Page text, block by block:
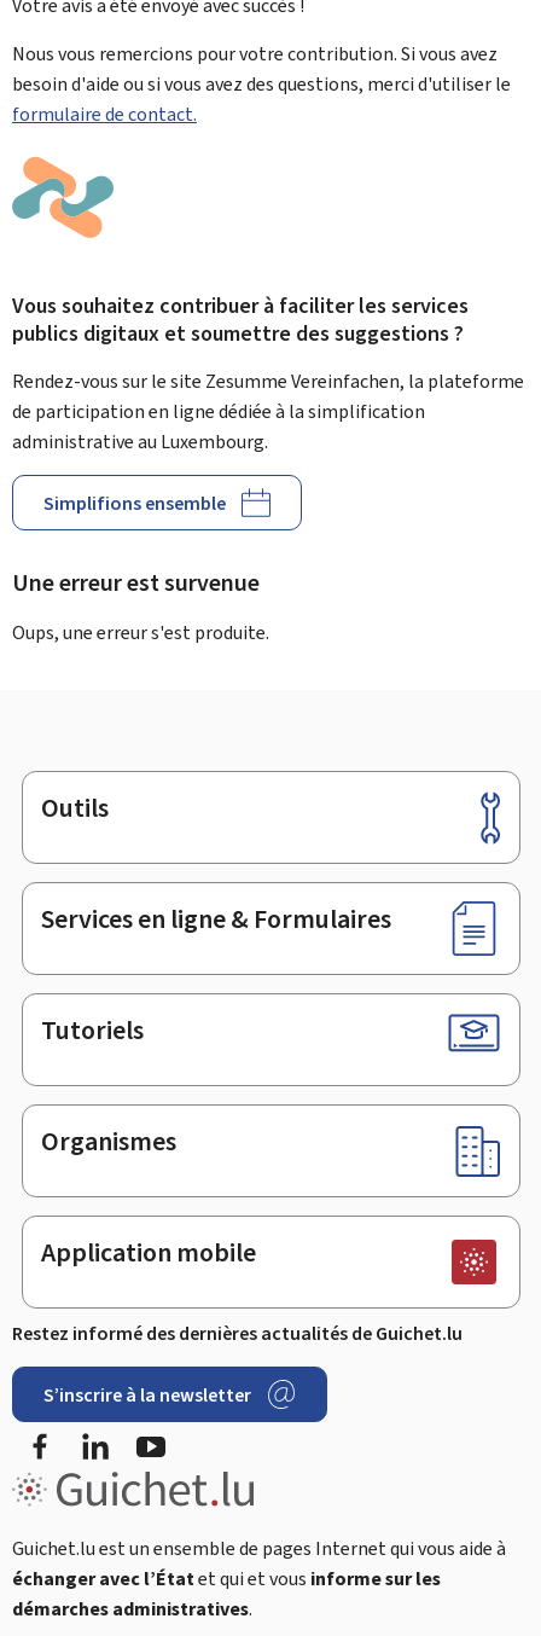
Votre avis a été envoyé avecsuccès !
Nous vous remercions pour votre contribution. Si vous avez
besoin d'aide ou si vous avez des questions, merci d'utiliser le
formulaire de contact.
Vous souhaitez contribuer à faciliter les services
publics digitaux et soumettre des suggestions ?
Rendez-vous sur le site Zesumme Vereinfachen, la plateforme
de participation en ligne dédiée à la simplification
administrative au Luxembourg.
Simplifions ensemble
Une erreur est survenue
Oups, une erreur s'est produite.
Pied
de
page
Outils
Services en ligne & Formulaires
Tutoriels
Organismes
Application mobile
Restez informé des dernières actualités de Guichet.lu
S’inscrire à la newsletter
FacebookLinkedIn
Guichet.lu est un ensemble de pages Internet qui vous aide à
échanger avec l’Étatet qui et vous informe sur les
démarches administratives.